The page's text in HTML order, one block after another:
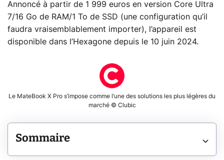
Annoncé à partir de 1 999 euros en version Core Ultra
7/16 Go de RAM/1 To de SSD (une configuration qu’il
faudra vraisemblablement importer), l’appareil est
disponible dans l’Hexagone depuis le 10 juin 2024.
Le MateBook X Pro s’impose comme l’une des solutions les plus légères du
marché © Clubic
Sommaire